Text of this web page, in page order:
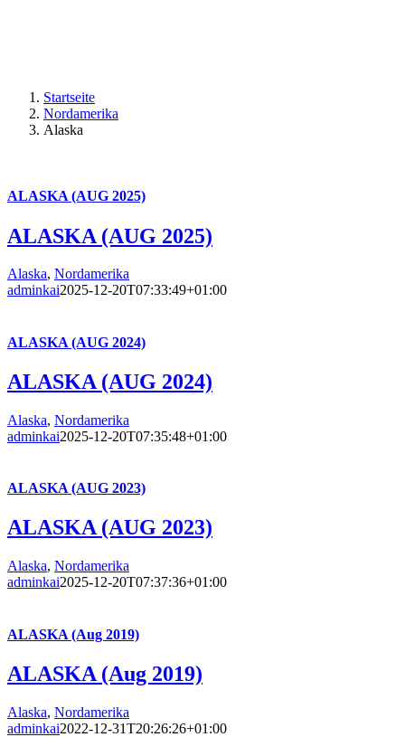
Startseite
Nordamerika
Alaska
ALASKA (AUG 2025)
ALASKA (AUG 2025)
Alaska, Nordamerika
adminkai2025-12-20T07:33:49+01:00
ALASKA (AUG 2024)
ALASKA (AUG 2024)
Alaska, Nordamerika
adminkai2025-12-20T07:35:48+01:00
ALASKA (AUG 2023)
ALASKA (AUG 2023)
Alaska, Nordamerika
adminkai2025-12-20T07:37:36+01:00
ALASKA (Aug 2019)
ALASKA (Aug 2019)
Alaska, Nordamerika
adminkai2022-12-31T20:26:26+01:00